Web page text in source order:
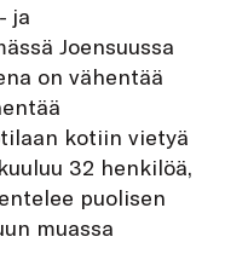
ja
Joensuussa
on vähentää
kotiin vietyä
32 henkilöä,
puolisen
muassa